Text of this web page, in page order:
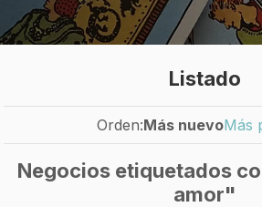
Listado
Orden:Más nuevoMás
Negocios etiquetados
amor"